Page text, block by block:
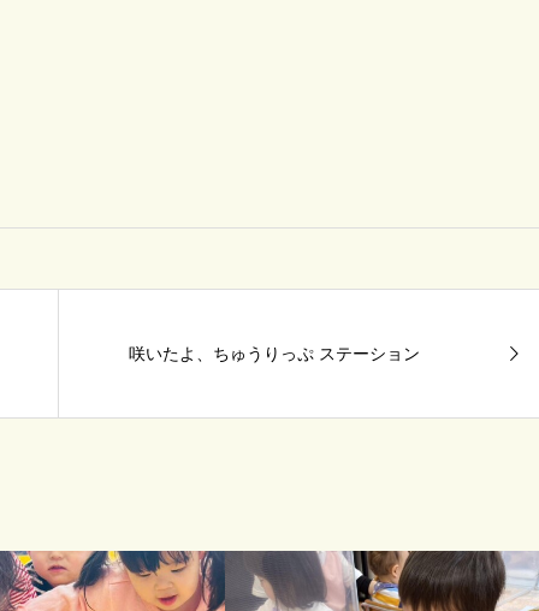
咲いたよ、ちゅうりっぷ ステーション